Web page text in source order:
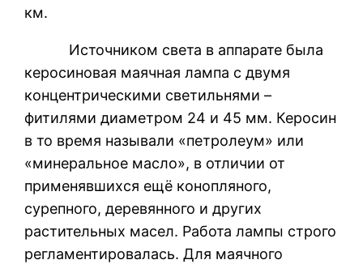
км.
Источником света в аппарате была
керосиновая маячная лампа с двумя
концентрическими светильнями –
фитилями диаметром 24 и 45 мм. Керосин
в то время называли «петролеум» или
«минеральное масло», в отличии от
применявшихся ещё конопляного,
сурепного, деревянного и других
растительных масел. Работа лампы строго
регламентировалась. Для маячного